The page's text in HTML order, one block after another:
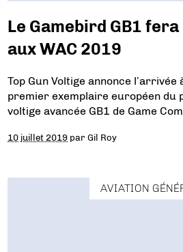
Le Gamebird GB1
aux WAC 2019
Top Gun Voltige annonce
premier exemplaire européen du
voltige avancée GB1 de Game
10 juillet 2019 parGil Roy
AVIATION